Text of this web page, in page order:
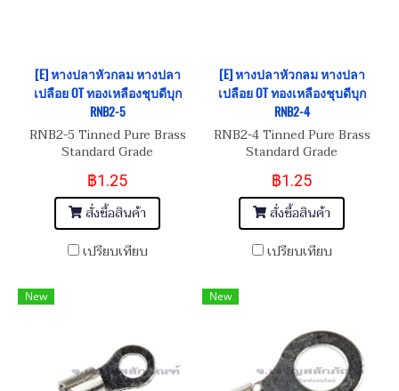
[E] หางปลาหัวกลม หางปลา
เปลือย OT ทองเหลืองชุบดีบุก
RNB2-5
RNB2-5 Tinned Pure Brass
Standard Grade
฿1.25
สั่งซื้อสินค้า
เปรียบเทียบ
[E] หางปลาหัวกลม หางปลา
เปลือย OT ทองเหลืองชุบดีบุก
RNB2-4
RNB2-4 Tinned Pure Brass
Standard Grade
฿1.25
สั่งซื้อสินค้า
เปรียบเทียบ
New New